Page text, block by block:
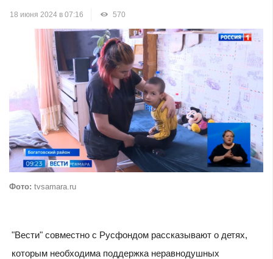
18 июня 2024 в 07:16 570
Фото: tvsamara.ru
"Вести" совместно с Русфондом рассказывают о детях,
которым необходима поддержка неравнодушных